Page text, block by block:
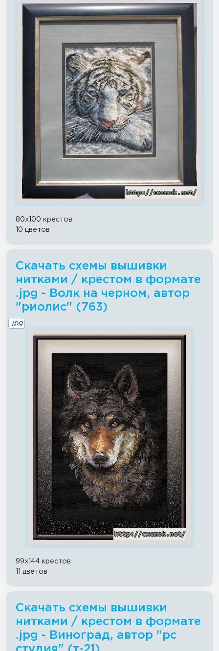
80x100 крестов
10 цветов
Скачать схемы вышивки
нитками / крестом в формате
.jpg - Волк на черном, автор
"риолис" (763)
.jpg
99x144 крестов
11 цветов
Скачать схемы вышивки
нитками / крестом в формате
.jpg - Виноград, автор "рс